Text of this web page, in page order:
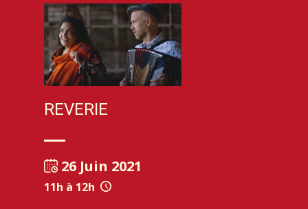
RE​VE​RIE
26 Juin 2021
11h à 12h